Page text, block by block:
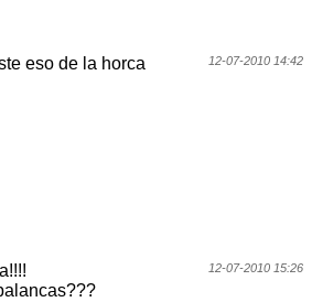
12-07-2010 14:42
eso de la horca
12-07-2010 15:26